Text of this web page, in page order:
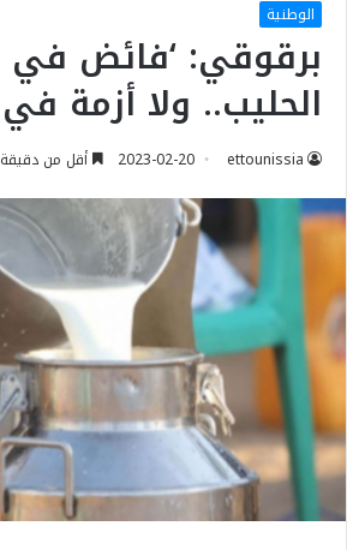
الوطنية
برقوقي: ‘فائض في
الحليب.. ولا أزمة
ettounissia
2023-02-20 أقل من دقيقة